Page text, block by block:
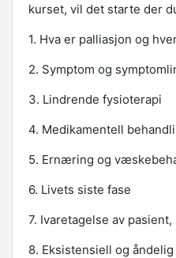
kurset, vil det starte der
1. Hva er palliasjon og
2. Symptom og
3. Lindrende fysioterapi
4. Medikamentell
5. Ernæring og
6. Livets siste fase
7. Ivaretagelse av
8. Eksistensiell og